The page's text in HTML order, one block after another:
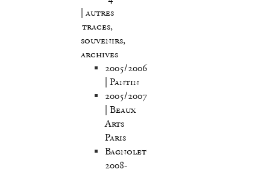
| autres
traces,
souvenirs,
archives
2005/2006
| Pantin
2005/2007
| Beaux
Arts
Paris
Bagnolet
2008-